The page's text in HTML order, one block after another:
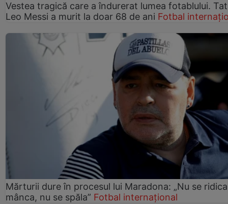
Vestea tragică care a îndurerat lumea fotablului.
Leo Messi a murit la doar 68 de ani Fotbal
Mărturii dure în procesul lui Maradona: „Nu se
mânca, nu se spăla” Fotbal internațional